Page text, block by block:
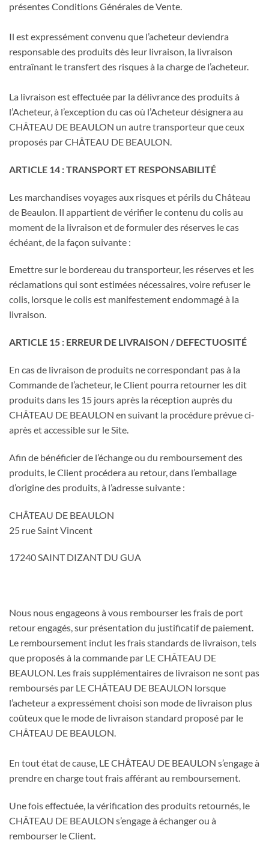
présentes Conditions Générales de Vente.
Il est expressément convenu que l’acheteur deviendra
responsable des produits dès leur livraison, la livraison
entraînant le transfert des risques à la charge de l’acheteur.
La livraison est effectuée par la délivrance des produits à
l’Acheteur, à l’exception du cas où l’Acheteur désignera au
CHÂTEAU DE BEAULON un autre transporteur que ceux
proposés par CHÂTEAU DE BEAULON.
ARTICLE 14 : TRANSPORT ET RESPONSABILITÉ
Les marchandises voyages aux risques et périls du Château
de Beaulon. Il appartient de vérifier le contenu du colis au
moment de la livraison et de formuler des réserves le cas
échéant, de la façon suivante :
Emettre sur le bordereau du transporteur, les réserves et les
réclamations qui sont estimées nécessaires, voire refuser le
colis, lorsque le colis est manifestement endommagé à la
livraison.
ARTICLE 15 : ERREUR DE LIVRAISON / DEFECTUOSITÉ
En cas de livraison de produits ne correspondant pas à la
Commande de l’acheteur, le Client pourra retourner les dit
produits dans les 15 jours après la réception auprès du
CHÂTEAU DE BEAULON en suivant la procédure prévue ci-
après et accessible sur le Site.
Afin de bénéficier de l’échange ou du remboursement des
produits, le Client procédera au retour, dans l’emballage
d’origine des produits, à l’adresse suivante :
CHÂTEAU DE BEAULON
25 rue Saint Vincent
17240 SAINT DIZANT DU GUA
Nous nous engageons à vous rembourser les frais de port
retour engagés, sur présentation du justificatif de paiement.
Le remboursement inclut les frais standards de livraison, tels
que proposés à la commande par LE CHÂTEAU DE
BEAULON. Les frais supplémentaires de livraison ne sont pas
remboursés par LE CHÂTEAU DE BEAULON lorsque
l’acheteur a expressément choisi son mode de livraison plus
coûteux que le mode de livraison standard proposé par le
CHÂTEAU DE BEAULON.
En tout état de cause, LE CHÂTEAU DE BEAULON s’engage à
prendre en charge tout frais afférant au remboursement.
Une fois effectuée, la vérification des produits retournés, le
CHÂTEAU DE BEAULON s’engage à échanger ou à
rembourser le Client.